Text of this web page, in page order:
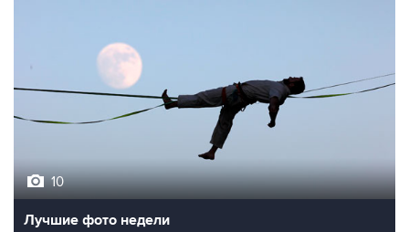
10
Лучшие фото недели